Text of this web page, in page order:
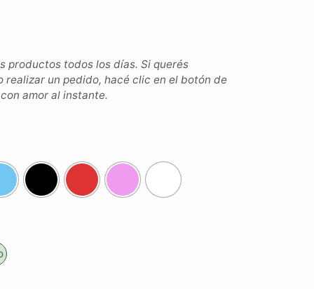
productos todos los días. Si querés
un pedido, hacé clic en el botón de
amor al instante.